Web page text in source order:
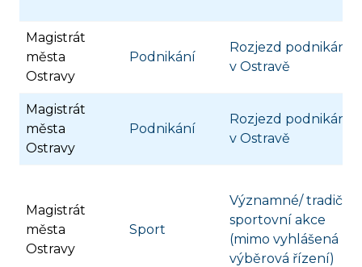
Magistrát
města
Ostravy
Podnikání
Rozjezd podnikání
v Ostravě
Magistrát
města
Ostravy
Podnikání
Rozjezd podnikání
v Ostravě
Magistrát
města
Ostravy
Sport
Významné/ tradiční
sportovní akce
(mimo vyhlášená
výběrová řízení)